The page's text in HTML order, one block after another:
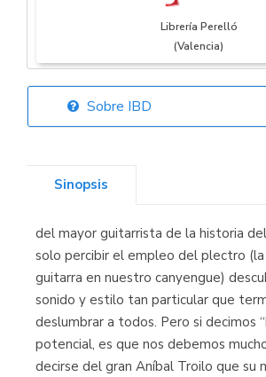
Librería Perelló
(Valencia)
Librería Elías
Librería Kolima
(Madrid)
Librería Proteo
(Málaga)
Sobre IBD
Sinopsis
del mayor guitarrista de la historia
solo percibir el empleo del plectro
guitarra en nuestro canyengue)
sonido y estilo tan particular que
deslumbrar a todos. Pero si decimos
potencial, es que nos debemos
decirse del gran Aníbal Troilo que su